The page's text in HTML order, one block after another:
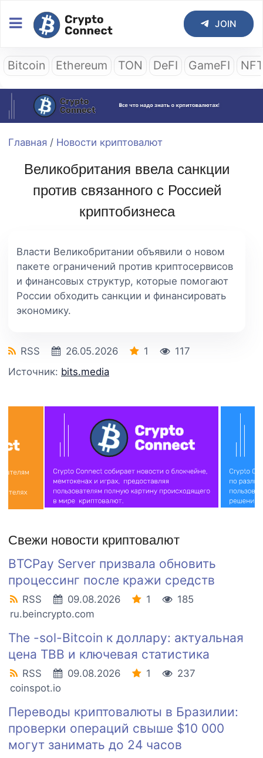
JOIN
Bitcoin Ethereum TON DeFI GameFI
Главная / Новости криптовалют
Великобритания ввела санкции
против связанного с Россией
криптобизнеса
Власти Великобритании объявили о новом
пакете ограничений против криптосервисов
и финансовых структур, которые помогают
России обходить санкции и финансировать
экономику.
RSS 26.05.2026 1
117
Источник: bits.media
Свежи новости криптовалют
BTCPay Server призвала обновить
процессинг после кражи средств
RSS 09.08.2026 1
185
ru.beincrypto.com
The -sol-Bitcoin к доллару: актуальная
цена TBB и ключевая статистика
RSS 09.08.2026 1
237
coinspot.io
Переводы криптовалюты в Бразилии:
проверки операций свыше $10 000
могут занимать до 24 часов